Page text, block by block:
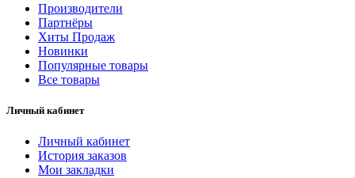
Производители
Партнёры
Хиты Продаж
Новинки
Популярные товары
Все товары
Личный кабинет
Личный кабинет
История заказов
Мои закладки